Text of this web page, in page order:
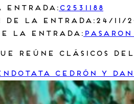
entrada: c2531188
de la entrada: 24/11/
la entrada:
reúne clásicos
Tata Cedrón y